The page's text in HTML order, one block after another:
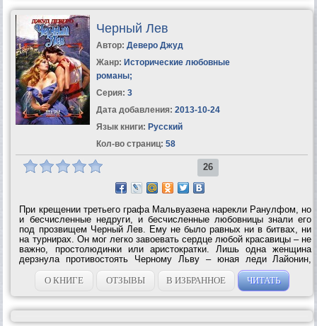
Черный Лев
Автор: Деверо Джуд
Жанр: Исторические любовные
романы;
Серия: 3
Дата добавления: 2013-10-24
Язык книги: Русский
Кол-во страниц: 58
26
При крещении третьего графа Мальвуазена нарекли Ранулфом, но
и бесчисленные недруги, и бесчисленные любовницы знали его
под прозвищем Черный Лев. Ему не было равных ни в битвах, ни
на турнирах. Он мог легко завоевать сердце любой красавицы – не
важно, простолюдинки или аристократки. Лишь одна женщина
дерзнула противостоять Черному Льву – юная леди Лайонин,
которую он пожелал взять в жены. Гордую девушку не покорить ни
силой, ни...
О КНИГЕ ОТЗЫВЫ В ИЗБРАННОЕ ЧИТАТЬ